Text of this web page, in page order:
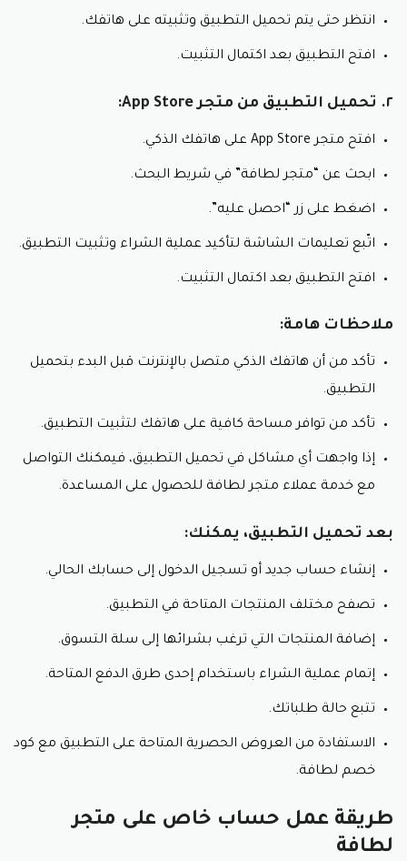
انتظر حتى يتم تحميل التطبيق وتثبيته على هاتفك.
افتح التطبيق بعد اكتمال التثبيت.
٢. تحميل التطبيق من متجر App Store:
افتح متجر App Store على هاتفك الذكي.
ابحث عن “متجر لطافة” في شريط البحث.
اضغط على زر “احصل عليه”.
اتّبع تعليمات الشاشة لتأكيد عملية الشراء وتثبيت التطبيق.
افتح التطبيق بعد اكتمال التثبيت.
ملاحظات هامة:
تأكد من أن هاتفك الذكي متصل بالإنترنت قبل البدء بتحميل
التطبيق.
تأكد من توافر مساحة كافية على هاتفك لتثبيت التطبيق.
إذا واجهت أي مشاكل في تحميل التطبيق، فيمكنك التواصل
مع خدمة عملاء متجر لطافة للحصول على المساعدة.
بعد تحميل التطبيق، يمكنك:
إنشاء حساب جديد أو تسجيل الدخول إلى حسابك الحالي.
تصفح مختلف المنتجات المتاحة في التطبيق.
إضافة المنتجات التي ترغب بشرائها إلى سلة التسوق.
إتمام عملية الشراء باستخدام إحدى طرق الدفع المتاحة.
تتبع حالة طلباتك.
الاستفادة من العروض الحصرية المتاحة على التطبيق مع كود
خصم لطافة.
طريقة عمل حساب خاص على متجر
لطافة